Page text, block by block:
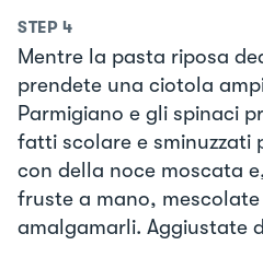
STEP 4
Mentre la pasta riposa
prendete una ciotola
Parmigiano e gli spinaci
fatti scolare e sminuzzati
con della noce moscata
fruste a mano,
amalgamarli. Aggiustate